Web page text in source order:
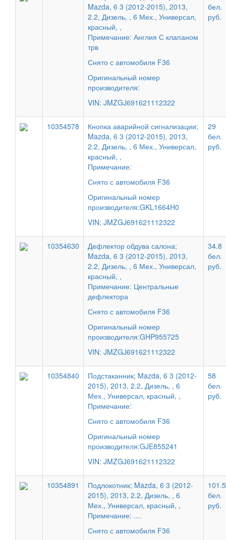
Mazda, 6 3 (2012-2015), 2013,
2.2, Дизель, , 6 Мех., Универсал,
красный, ,
Примечание: Англия С клапаном
трв
Снято с автомобиля F36
Оригинальный номер
производителя:
VIN: JMZGJ691621112322
бел.
руб.
10354578
Кнопка аварийной сигнализации;
Mazda, 6 3 (2012-2015), 2013,
2.2, Дизель, , 6 Мех., Универсал,
красный, ,
Примечание:
Снято с автомобиля F36
Оригинальный номер
производителя:GKL1664H0
VIN: JMZGJ691621112322
29
бел.
руб.
10354630
Дефлектор обдува салона;
Mazda, 6 3 (2012-2015), 2013,
2.2, Дизель, , 6 Мех., Универсал,
красный, ,
Примечание: Центральные
дефлектора
Снято с автомобиля F36
Оригинальный номер
производителя:GHP955725
VIN: JMZGJ691621112322
34.8
бел.
руб.
10354840
Подстаканник; Mazda, 6 3 (2012-
2015), 2013, 2.2, Дизель, , 6
Мех., Универсал, красный, ,
Примечание:
Снято с автомобиля F36
Оригинальный номер
производителя:GJE855241
VIN: JMZGJ691621112322
58
бел.
руб.
10354891
Подлокотник; Mazda, 6 3 (2012-
2015), 2013, 2.2, Дизель, , 6
Мех., Универсал, красный, ,
Примечание: ....
Снято с автомобиля F36
101.5
бел.
руб.